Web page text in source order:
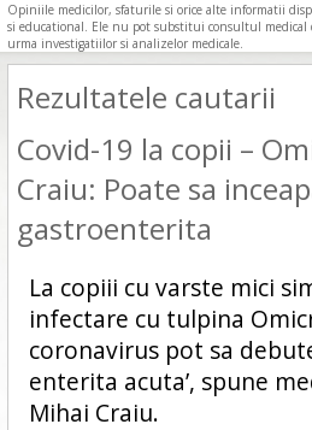
Opiniile medicilor, sfaturile si orice alte informatii
si educational. Ele nu pot substitui consultul
urma investigatiilor si analizelor medicale.
Rezultatele cautarii
Covid-19 la copii –
Craiu: Poate sa
gastroenterita
La copiii cu varste mici
infectare cu tulpina
coronavirus pot sa
enterita acuta’, spune
Mihai Craiu.